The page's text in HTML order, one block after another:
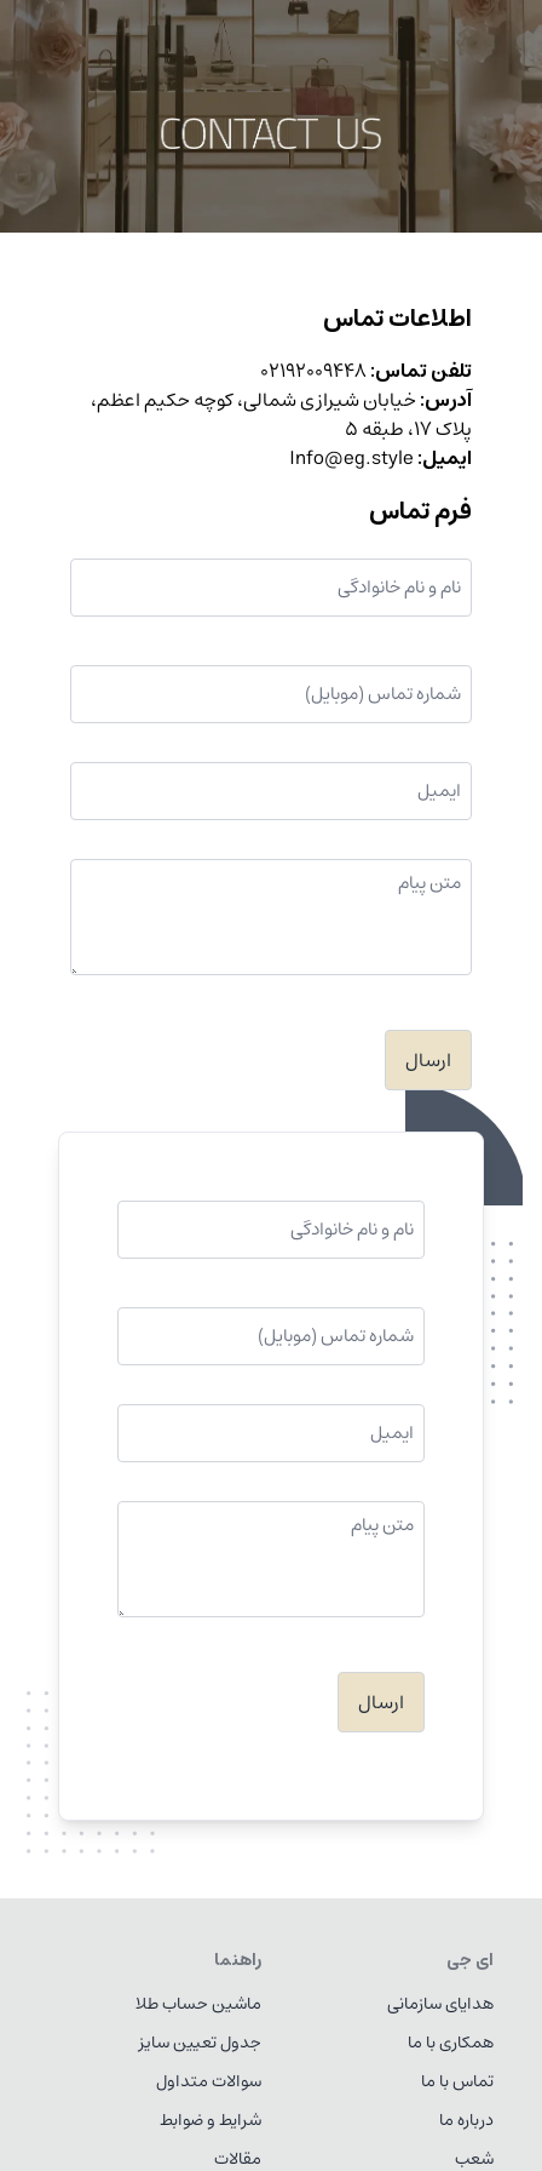
فرم تماس
نام
نام
(ضروری)
موبایل
(ضروری)
ایمیل
(ضروری)
پیام
شما
اطلاعات تماس
تلفن تماس:02192009448
آدرس:خیابان شیرازی شمالی، کوچه حکیم اعظم،
پلاک 17، طبقه 5
ایمیل:Info@eg.style
نام
نام
(ضروری)
موبایل
(ضروری)
ایمیل
(ضروری)
پیام
شما
ای جی
هدایای سازمانی
همکاری با ما
تماس با ما
درباره ما
شعب
راهنما
ماشین حساب طلا
جدول تعیین سایز
سوالات متداول
شرایط و ضوابط
مقالات